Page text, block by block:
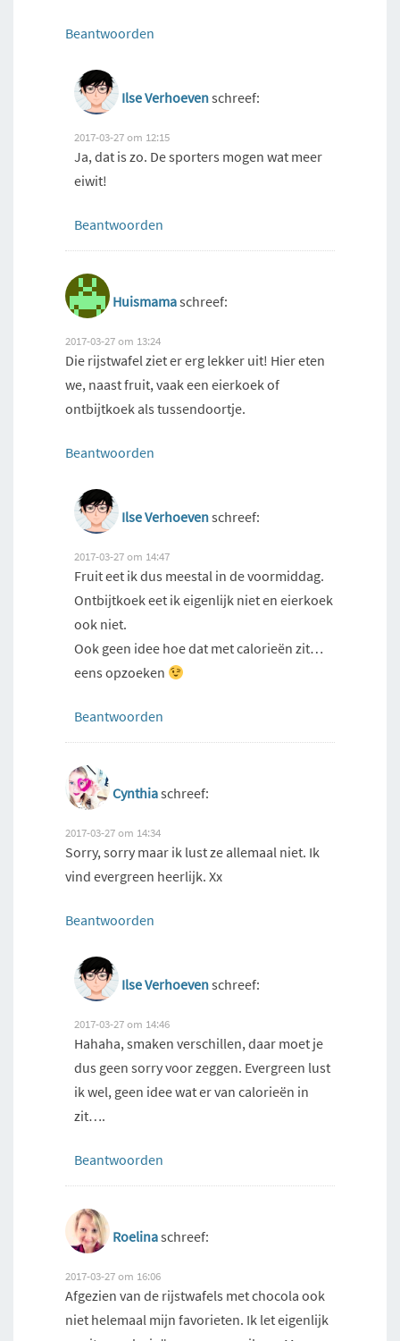
Beantwoorden
Ilse Verhoevenschreef:
2017-03-27 om 12:15
Ja, dat is zo. De sporters mogen wat meer
eiwit!
Beantwoorden
Huismamaschreef:
2017-03-27 om 13:24
Die rijstwafel ziet er erg lekker uit! Hier eten
we, naast fruit, vaak een eierkoek of
ontbijtkoek als tussendoortje.
Beantwoorden
Ilse Verhoevenschreef:
2017-03-27 om 14:47
Fruit eet ik dus meestal in de voormiddag.
Ontbijtkoek eet ik eigenlijk niet en eierkoek
ook niet.
Ook geen idee hoe dat met calorieën zit…
eens opzoeken
Beantwoorden
Cynthiaschreef:
2017-03-27 om 14:34
Sorry, sorry maar ik lust ze allemaal niet. Ik
vind evergreen heerlijk. Xx
Beantwoorden
Ilse Verhoevenschreef:
2017-03-27 om 14:46
Hahaha, smaken verschillen, daar moet je
dus geen sorry voor zeggen. Evergreen lust
ik wel, geen idee wat er van calorieën in
zit….
Beantwoorden
Roelinaschreef:
2017-03-27 om 16:06
Afgezien van de rijstwafels met chocola ook
niet helemaal mijn favorieten. Ik let eigenlijk